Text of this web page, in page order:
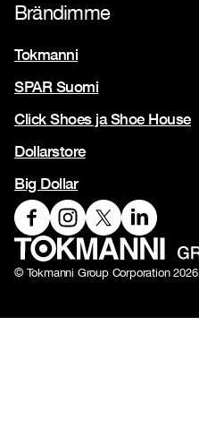
Brändimme
Tokmanni
SPAR Suomi
Click Shoes ja Shoe House
Dollarstore
Big Dollar
© Tokmanni Group Corporation 2026